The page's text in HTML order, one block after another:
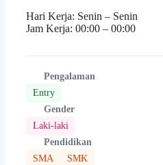
Hari Kerja: Senin – Senin
Jam Kerja: 00:00 – 00:00
Pengalaman
Entry
Gender
Laki-laki
Pendidikan
SMA
SMK